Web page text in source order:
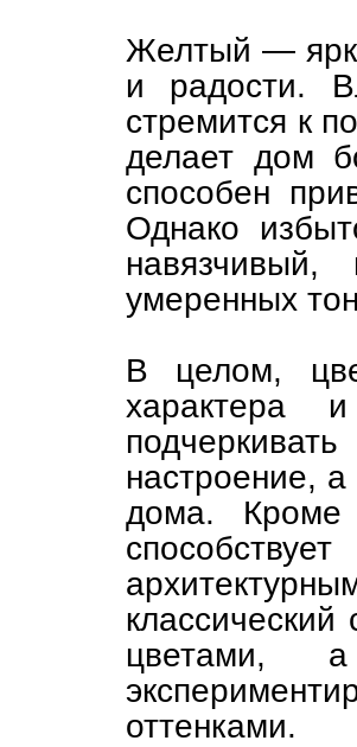
Желтый —
и радости.
стремится к
делает дом
способен
Однако
умеренных
В целом,
характера
настроение,
дома. Кроме
цветами,
оттенками.